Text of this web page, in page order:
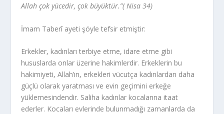
Allah çok yücedir, çok büyüktür.”( Nisa 34)
İmam Taberî ayeti şöyle tefsir etmiştir:
Erkekler, kadınları terbiye etme, idare etme gibi
hususlarda onlar üzerine hakimlerdir. Erkeklerin bu
hakimiyeti, Allah’ın, erkekleri vücutça kadınlardan daha
güçlü olarak yaratması ve evin geçimini erkeğe
yüklemesindendir. Saliha kadınlar kocalarına itaat
ederler. Kocaları evlerinde bulunmadığı zamanlarda da